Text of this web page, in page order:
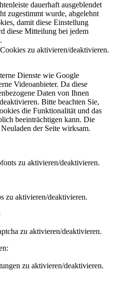
dauerhaft ausgeblendet
zugestimmt wurde, abgelehnt
damit diese Einstellung
diese Mitteilung bei jedem
zu aktivieren/deaktivieren.
Dienste wie Google
Videoanbieter. Da diese
Daten von Ihnen
Bitte beachten Sie,
die Funktionalität und das
beeinträchtigen kann. Die
der Seite wirksam.
zu aktivieren/deaktivieren.
zu aktivieren/deaktivieren.
zu aktivieren/deaktivieren.
zu aktivieren/deaktivieren.